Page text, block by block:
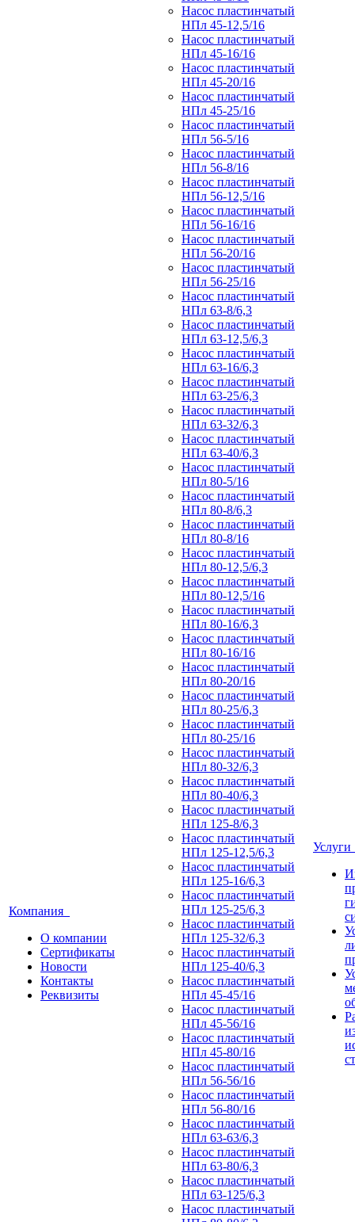
Компания
О компании
Сертификаты
Новости
Контакты
Реквизиты
Насос пластинчатый
НПл 45-12,5/16
Насос пластинчатый
НПл 45-16/16
Насос пластинчатый
НПл 45-20/16
Насос пластинчатый
НПл 45-25/16
Насос пластинчатый
НПл 56-5/16
Насос пластинчатый
НПл 56-8/16
Насос пластинчатый
НПл 56-12,5/16
Насос пластинчатый
НПл 56-16/16
Насос пластинчатый
НПл 56-20/16
Насос пластинчатый
НПл 56-25/16
Насос пластинчатый
НПл 63-8/6,3
Насос пластинчатый
НПл 63-12,5/6,3
Насос пластинчатый
НПл 63-16/6,3
Насос пластинчатый
НПл 63-25/6,3
Насос пластинчатый
НПл 63-32/6,3
Насос пластинчатый
НПл 63-40/6,3
Насос пластинчатый
НПл 80-5/16
Насос пластинчатый
НПл 80-8/6,3
Насос пластинчатый
НПл 80-8/16
Насос пластинчатый
НПл 80-12,5/6,3
Насос пластинчатый
НПл 80-12,5/16
Насос пластинчатый
НПл 80-16/6,3
Насос пластинчатый
НПл 80-16/16
Насос пластинчатый
НПл 80-20/16
Насос пластинчатый
НПл 80-25/6,3
Насос пластинчатый
НПл 80-25/16
Насос пластинчатый
НПл 80-32/6,3
Насос пластинчатый
НПл 80-40/6,3
Насос пластинчатый
НПл 125-8/6,3
Насос пластинчатый
НПл 125-12,5/6,3
Насос пластинчатый
НПл 125-16/6,3
Насос пластинчатый
НПл 125-25/6,3
Насос пластинчатый
НПл 125-32/6,3
Насос пластинчатый
НПл 125-40/6,3
Насос пластинчатый
НПл 45-45/16
Насос пластинчатый
НПл 45-56/16
Насос пластинчатый
НПл 45-80/16
Насос пластинчатый
НПл 56-56/16
Насос пластинчатый
НПл 56-80/16
Насос пластинчатый
НПл 63-63/6,3
Насос пластинчатый
НПл 63-80/6,3
Насос пластинчатый
НПл 63-125/6,3
Насос пластинчатый